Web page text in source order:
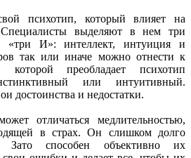
психотип, который влияет на
Специалисты выделяют в нем три
«три И»: интеллект, интуиция и
так или иначе можно отнести к
преобладает психотип
или интуитивный.
достоинства и недостатки.
отличаться медлительностью,
в страх. Он слишком долго
Зато способен объективно их